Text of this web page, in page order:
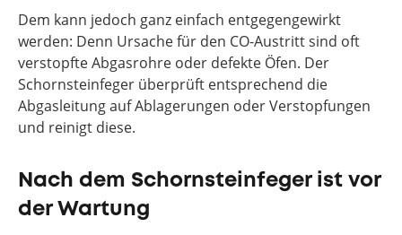
Dem kann jedoch ganz einfach entgegengewirkt
werden: Denn Ursache für den CO-Austritt sind oft
verstopfte Abgasrohre oder defekte Öfen. Der
Schornsteinfeger überprüft entsprechend die
Abgasleitung auf Ablagerungen oder Verstopfungen
und reinigt diese.
Nach dem Schornsteinfeger ist vor
der Wartung